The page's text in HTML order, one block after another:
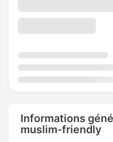
Informations
muslim-friendly